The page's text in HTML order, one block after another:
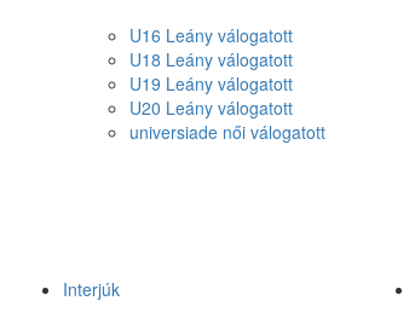
U16 Leány válogatott
U18 Leány válogatott
U19 Leány válogatott
U20 Leány válogatott
universiade női válogatott
Interjúk